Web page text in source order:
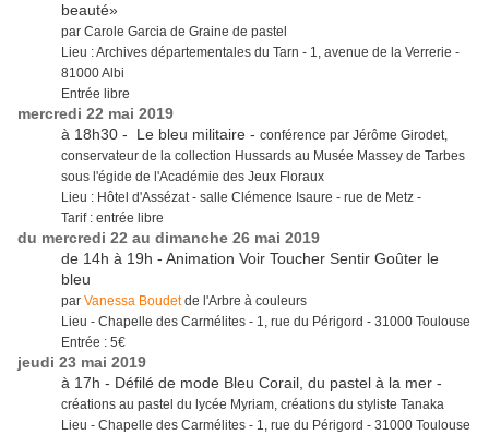
beauté»
par Carole Garcia de Graine de pastel
Lieu : Archives départementales du Tarn - 1, avenue de la Verrerie -
81000 Albi
Entrée libre
mercredi 22 mai 2019
à 18h30 - Le bleu militaire - conférence par Jérôme Girodet,
conservateur de la collection Hussards au Musée Massey de Tarbes
sous l'égide de l'Académie des Jeux Floraux
Lieu : Hôtel d'Assézat - salle Clémence Isaure - rue de Metz -
Tarif : entrée libre
du mercredi 22 au dimanche 26 mai 2019
de 14h à 19h - Animation Voir Toucher Sentir Goûter le
bleu
par Vanessa Boudetde l'Arbre à couleurs
Lieu - Chapelle des Carmélites - 1, rue du Périgord - 31000 Toulouse
Entrée : 5€
jeudi 23 mai 2019
à 17h - Défilé de mode Bleu Corail, du pastel à la mer -
créations au pastel du lycée Myriam, créations du styliste Tanaka
Lieu - Chapelle des Carmélites - 1, rue du Périgord - 31000 Toulouse